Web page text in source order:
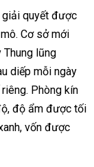
giải quyết được
Cơ sở mới
Thung lũng
diếp mỗi ngày
Phòng kín
độ ẩm được tối
vốn được